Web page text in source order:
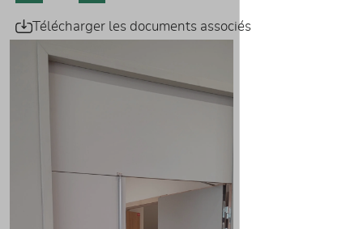
Télécharger les documents associés